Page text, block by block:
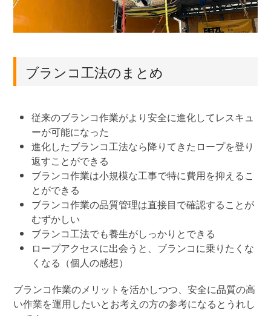
ブランコ工法のまとめ
従来のブランコ作業がより安全に進化してレスキュ
ーが可能になった
進化したブランコ工法なら降りてきたロープを登り
返すことができる
ブランコ作業は小規模な工事で特に費用を抑えるこ
とができる
ブランコ作業の品質管理は直接目で確認することが
むずかしい
ブランコ工法でも養生がしっかりとできる
ロープアクセスに出会うと、ブランコに乗りたくな
くなる（個人の感想）
ブランコ作業のメリットを活かしつつ、安全に品質の高
い作業を運用したいとお考えの方の参考になるとうれし